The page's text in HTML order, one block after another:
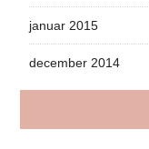
januar 2015
december 2014